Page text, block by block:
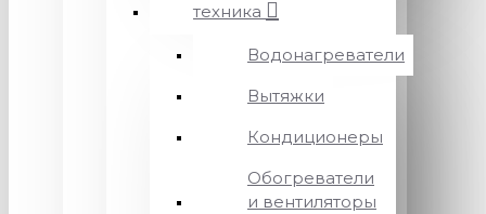
техника
Водонагреватели
Вытяжки
Кондиционеры
Обогреватели
и вентиляторы